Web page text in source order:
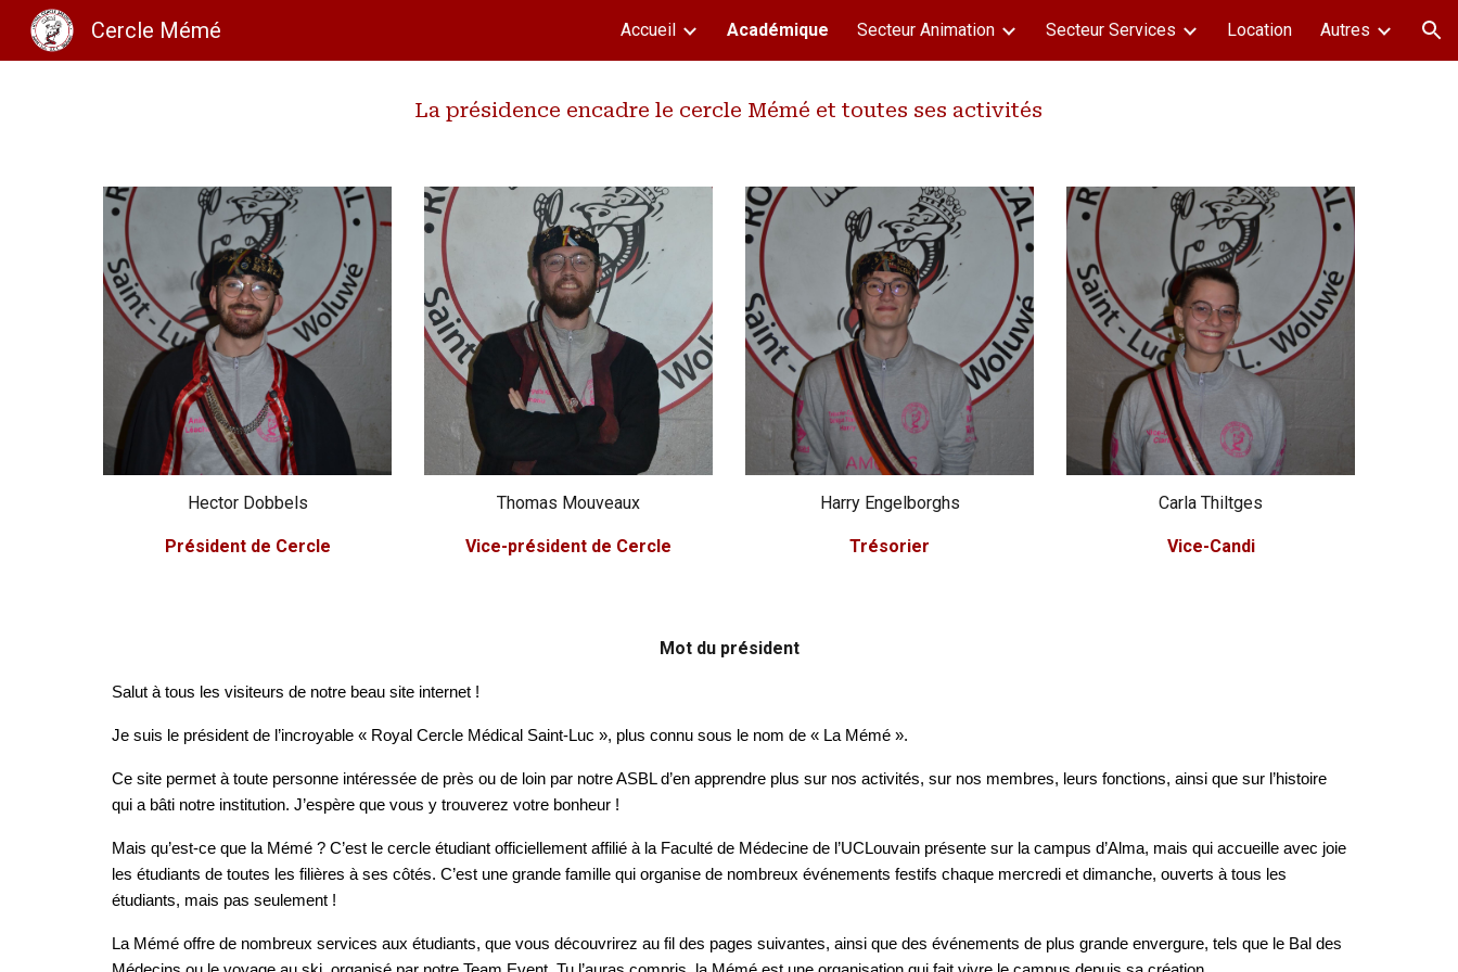
Skip to navigation
Cercle Mémé Accueil Académique Secteur Animation Secteur Services Location Autres
La présidence encadre le cercle Mémé et toutes ses activités
Hector Dobbels
Président de Cercle
Thomas Mouveaux
Vice-président de Cercle
Harry Engelborghs
Trésorier
Carla Thiltges
Vice-Candi
Mot du président
Salut à tous les visiteurs de notre beau site internet !
Je suis le président de l’incroyable « Royal Cercle Médical Saint-Luc », plus connu sous le nom de « La Mémé ».
Ce site permet à toute personne intéressée de près ou de loin par notre ASBL d’en apprendre plus sur nos activités, sur nos membres, leurs fonctions, ainsi que sur l’histoire
qui a bâti notre institution. J’espère que vous y trouverez votre bonheur !
Mais qu’est-ce que la Mémé ? C’est le cercle étudiant officiellement affilié à la Faculté de Médecine de l’UCLouvain présente sur la campus d’Alma, mais qui accueille avec joie
les étudiants de toutes les filières à ses côtés. C’est une grande famille qui organise de nombreux événements festifs chaque mercredi et dimanche, ouverts à tous les
étudiants, mais pas seulement !
La Mémé offre de nombreux services aux étudiants, que vous découvrirez au fil des pages suivantes, ainsi que des événements de plus grande envergure, tels que le Bal des